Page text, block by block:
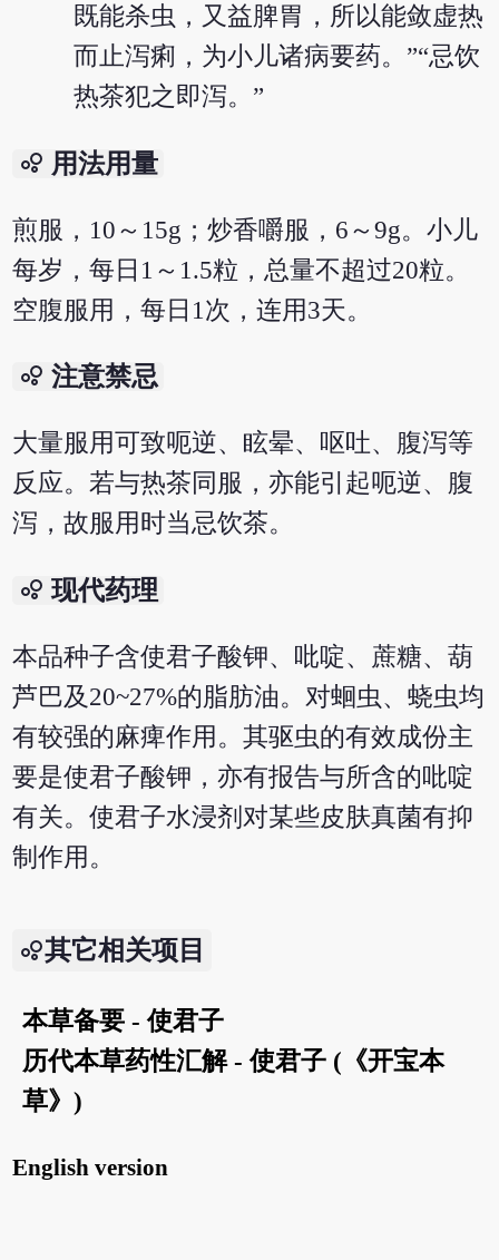
既能杀虫，又益脾胃，所以能敛虚热
而止泻痢，为小儿诸病要药。”“忌饮
热茶犯之即泻。”
bubble_chart 用法用量
煎服，10～15g；炒香嚼服，6～9g。小儿
每岁，每日1～1.5粒，总量不超过20粒。
空腹服用，每日1次，连用3天。
bubble_chart 注意禁忌
大量服用可致呃逆、眩晕、呕吐、腹泻等
反应。若与热茶同服，亦能引起呃逆、腹
泻，故服用时当忌饮茶。
bubble_chart 现代药理
本品种子含使君子酸钾、吡啶、蔗糖、葫
芦巴及20~27%的脂肪油。对蛔虫、蛲虫均
有较强的麻痺作用。其驱虫的有效成份主
要是使君子酸钾，亦有报告与所含的吡啶
有关。使君子水浸剂对某些皮肤真菌有抑
制作用。
其它相关项目
本草备要 - 使君子
历代本草药性汇解 - 使君子 (《开宝本
草》)
English version